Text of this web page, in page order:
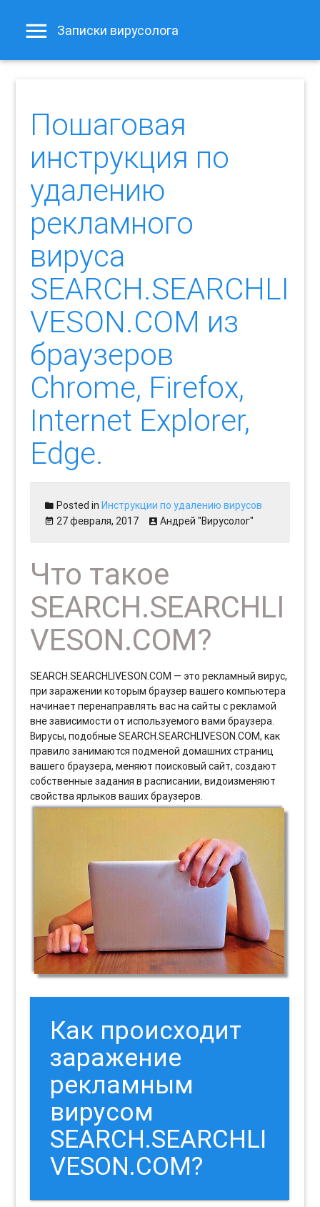
Записки вирусолога
Пошаговая
инструкция по
удалению
рекламного
вируса
SEARCH.SEARCHLI
VESON.COM из
браузеров
Chrome, Firefox,
Internet Explorer,
Edge.
Posted inИнструкции по удалению вирусов
27 февраля, 2017
Андрей "Вирусолог"
Что такое
SEARCH.SEARCHLI
VESON.COM?
SEARCH.SEARCHLIVESON.COM — это рекламный вирус,
при заражении которым браузер вашего компьютера
начинает перенаправлять вас на сайты с рекламой
вне зависимости от используемого вами браузера.
Вирусы, подобные SEARCH.SEARCHLIVESON.COM, как
правило занимаются подменой домашних страниц
вашего браузера, меняют поисковый сайт, создают
собственные задания в расписании, видоизменяют
свойства ярлыков ваших браузеров.
Как происходит
заражение
рекламным
вирусом
SEARCH.SEARCHLI
VESON.COM?